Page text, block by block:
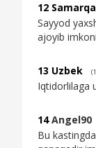
12
Sayyod
ajoyib
13 Uzbеk
Iqtidorlilaga
14 Angel90
Bu